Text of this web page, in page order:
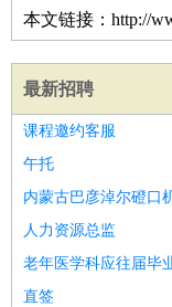
本文链接：http://
最新招聘
课程邀约客服
午托
内蒙古巴彦淖尔磴口
人力资源总监
老年医学科应往届毕
直签